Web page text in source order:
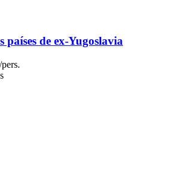
de ex-Yugoslavia
/pers.